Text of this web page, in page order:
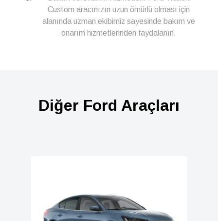
Custom aracınızın uzun ömürlü olması için
alanında uzman ekibimiz sayesinde bakım ve
onarım hizmetlerinden faydalanın.
Diğer Ford Araçları